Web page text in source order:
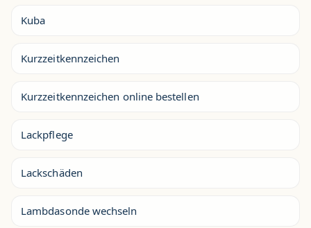
Kuba
Kurzzeitkennzeichen
Kurzzeitkennzeichen online bestellen
Lackpflege
Lackschäden
Lambdasonde wechseln